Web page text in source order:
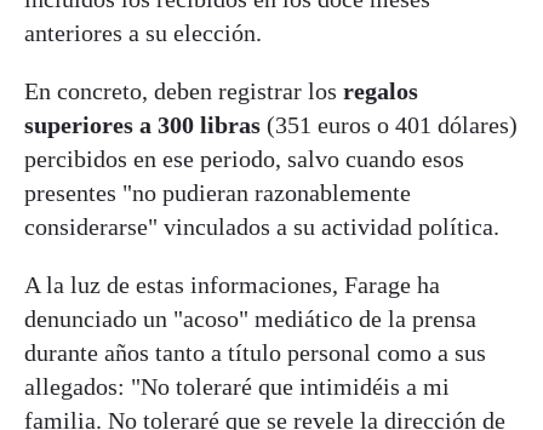
anteriores a su elección.
En concreto, deben registrar los regalos
superiores a 300 libras (351 euros o 401 dólares)
percibidos en ese periodo, salvo cuando esos
presentes "no pudieran razonablemente
considerarse" vinculados a su actividad política.
A la luz de estas informaciones, Farage ha
denunciado un "acoso" mediático de la prensa
durante años tanto a título personal como a sus
allegados: "No toleraré que intimidéis a mi
familia. No toleraré que se revele la dirección de